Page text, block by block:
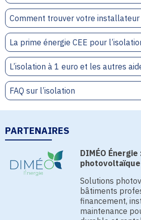
Comment trouver votre installateur
La prime énergie CEE pour
L’isolation à 1 euro et les autres
FAQ sur l’isolation
PARTENAIRES
DIMÉO
photovoltaïque
Solutions
bâtiments
financement,
maintenance